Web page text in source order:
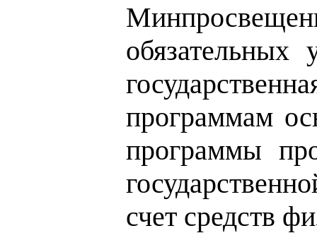
обязательных
программам
программы
счет средств